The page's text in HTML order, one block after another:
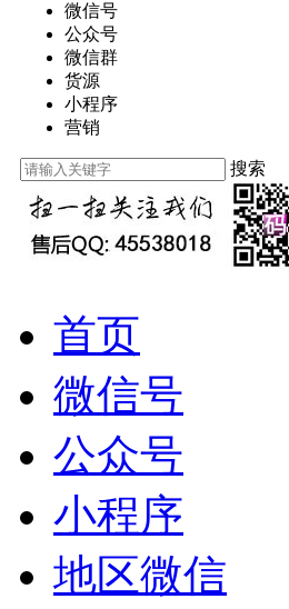
微信号
公众号
微信群
货源
小程序
营销
搜索
首页
微信号
公众号
小程序
地区微信